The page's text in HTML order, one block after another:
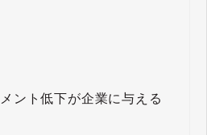
ント低下が企業に与える